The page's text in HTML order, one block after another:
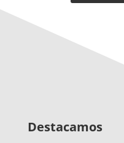
Destacamos